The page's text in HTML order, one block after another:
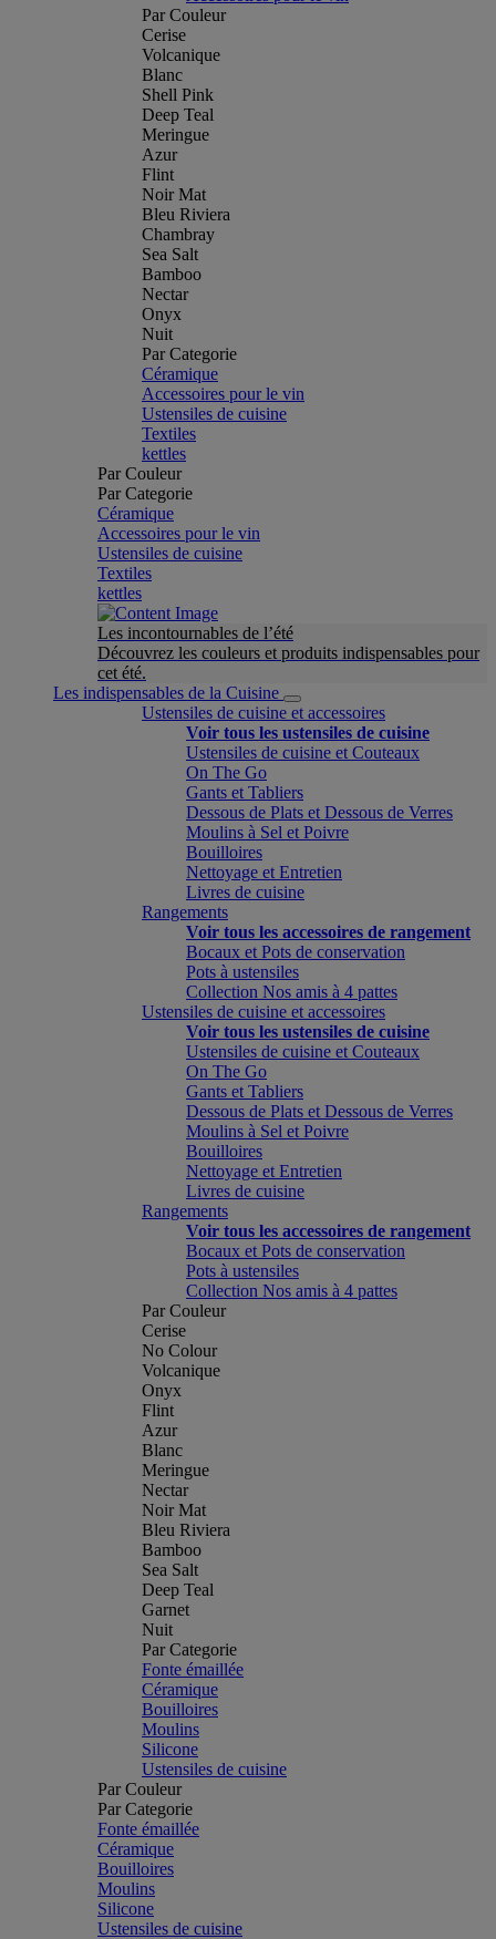
Par Couleur
Cerise
Volcanique
Blanc
Shell Pink
Deep Teal
Meringue
Azur
Flint
Noir Mat
Bleu Riviera
Chambray
Sea Salt
Bamboo
Nectar
Onyx
Nuit
Par Categorie
Céramique
Accessoires pour le vin
Ustensiles de cuisine
Textiles
kettles
Par Couleur
Par Categorie
Céramique
Accessoires pour le vin
Ustensiles de cuisine
Textiles
kettles
Les incontournables de l’été
Découvrez les couleurs et produits indispensables pour
cet été.
Les indispensables de la Cuisine
Ustensiles de cuisine et accessoires
Voir tous les ustensiles de cuisine
Ustensiles de cuisine et Couteaux
On The Go
Gants et Tabliers
Dessous de Plats et Dessous de Verres
Moulins à Sel et Poivre
Bouilloires
Nettoyage et Entretien
Livres de cuisine
Rangements
Voir tous les accessoires de rangement
Bocaux et Pots de conservation
Pots à ustensiles
Collection Nos amis à 4 pattes
Ustensiles de cuisine et accessoires
Voir tous les ustensiles de cuisine
Ustensiles de cuisine et Couteaux
On The Go
Gants et Tabliers
Dessous de Plats et Dessous de Verres
Moulins à Sel et Poivre
Bouilloires
Nettoyage et Entretien
Livres de cuisine
Rangements
Voir tous les accessoires de rangement
Bocaux et Pots de conservation
Pots à ustensiles
Collection Nos amis à 4 pattes
Par Couleur
Cerise
No Colour
Volcanique
Onyx
Flint
Azur
Blanc
Meringue
Nectar
Noir Mat
Bleu Riviera
Bamboo
Sea Salt
Deep Teal
Garnet
Nuit
Par Categorie
Fonte émaillée
Céramique
Bouilloires
Moulins
Silicone
Ustensiles de cuisine
Par Couleur
Par Categorie
Fonte émaillée
Céramique
Bouilloires
Moulins
Silicone
Ustensiles de cuisine